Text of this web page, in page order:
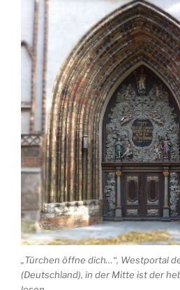
„Türchen öffne dich…“, Westportal
(Deutschland), in der Mitte ist der